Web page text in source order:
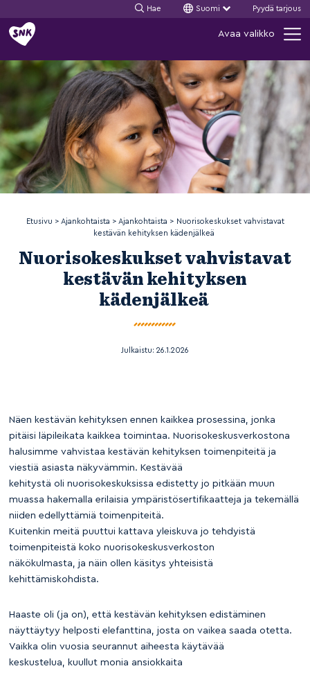
Siirry
sisältöön
Hae Suomi Pyydä tarjous
Avaa valikko
Etusivu > Ajankohtaista > Ajankohtaista > Nuorisokeskukset vahvistavat
kestävän kehityksen kädenjälkeä
Nuorisokeskukset vahvistavat
kestävän kehityksen
kädenjälkeä
Julkaistu: 26.1.2026
Näen kestävän kehityksen ennen kaikkea prosessina, jonka
pitäisi läpileikata kaikkea toimintaa. Nuorisokeskusverkostona
halusimme vahvistaa kestävän kehityksen toimenpiteitä ja
viestiä asiasta näkyvämmin. Kestävää
kehitystä oli nuorisokeskuksissa edistetty jo pitkään muun
muassa hakemalla erilaisia ympäristösertifikaatteja ja tekemällä
niiden edellyttämiä toimenpiteitä.
Kuitenkin meitä puuttui kattava yleiskuva jo tehdyistä
toimenpiteistä koko nuorisokeskusverkoston
näkökulmasta, ja näin ollen käsitys yhteisistä
kehittämiskohdista.
Haaste oli (ja on), että kestävän kehityksen edistäminen
näyttäytyy helposti elefanttina, josta on vaikea saada otetta.
Vaikka olin vuosia seurannut aiheesta käytävää
keskustelua, kuullut monia ansiokkaita